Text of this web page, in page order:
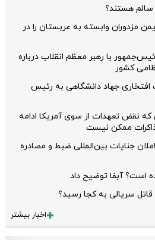
سالم هستند؟
مزدوران وابسته به عربستان را در
با رهبر معظم انقلاب درباره
کشور
جهاد دانشگاهی به رئیس‌
که نقض تعهدات از سوی آمریکا ادامه
ممکن نیست
جنایات بین‌المللی ضبط و مصادره
است؟ آبفا توضیح داد
قاتل سریالی به کجا رسید؟
اخبار بیشتر